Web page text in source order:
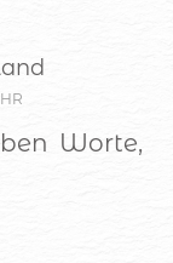
Worte,